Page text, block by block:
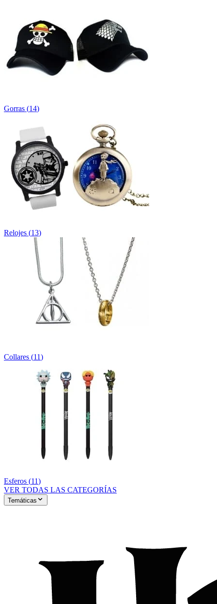
Gorras (14)
Relojes (13)
Collares (11)
Esferos (11)
VER TODAS LAS CATEGORÍAS
Temáticas